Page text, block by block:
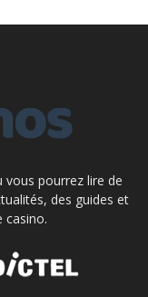
pourrez lire de
des guides et
casino.